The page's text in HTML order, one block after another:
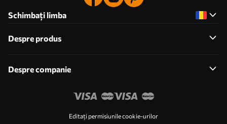
Schimbați limba
Despre produs
Despre companie
Editați permisiunile cookie-urilor